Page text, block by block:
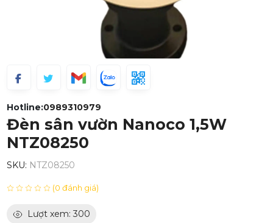
Hotline:0989310979
Đèn sân vườn Nanoco 1,5W
NTZ08250
SKU: NTZ08250
(0 đánh giá)
Lượt xem: 300